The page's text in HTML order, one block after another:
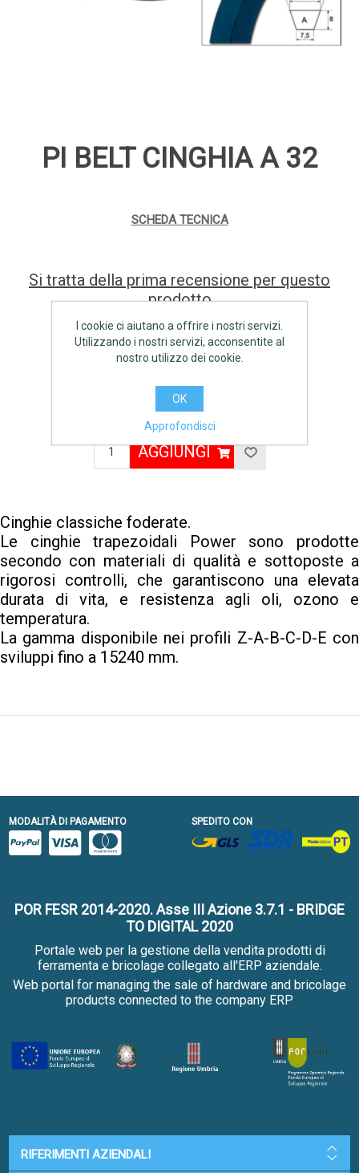
PI BELT CINGHIA A 32
SCHEDA TECNICA
Si tratta della prima recensione per questo
prodotto
Produttore: PI BELT
€3,20 IVA inclusa
AGGIUNGI
Cinghie classiche foderate.
Le cinghie trapezoidali Power sono prodotte
secondo con materiali di qualità e sottoposte a
rigorosi controlli, che garantiscono una elevata
durata di vita, e resistenza agli oli, ozono e
temperatura.
La gamma disponibile nei profili Z-A-B-C-D-E con
sviluppi fino a 15240 mm.
MODALITÀ DI PAGAMENTO SPEDITO CON
POR FESR 2014-2020. Asse III Azione 3.7.1 - BRIDGE
TO DIGITAL 2020
Portale web per la gestione della vendita prodotti di
ferramenta e bricolage collegato all'ERP aziendale.
Web portal for managing the sale of hardware and bricolage
products connected to the company ERP
RIFERIMENTI AZIENDALI
I cookie ci aiutano a offrire i nostri servizi.
Utilizzando i nostri servizi, acconsentite al
nostro utilizzo dei cookie.
OK
Approfondisci